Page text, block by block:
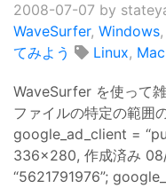
2008-07-07 by
WaveSurfer, Windows,
てみよう
Linux,
WaveSurfer を使って
ファイルの特定の範囲
google_ad_client =
336x280, 作成済み
“5621791976”;